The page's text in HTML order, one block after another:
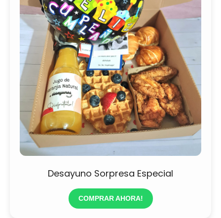
Desayuno Sorpresa Especial
COMPRAR AHORA!